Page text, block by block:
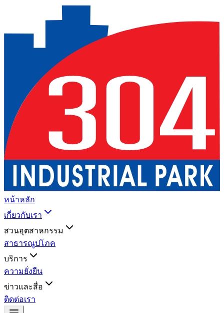
หน้าหลัก
เกี่ยวกับเรา
สวนอุตสาหกรรม
สาธารณูปโภค
บริการ
ความยั่งยืน
ข่าวและสื่อ
ติดต่อเรา